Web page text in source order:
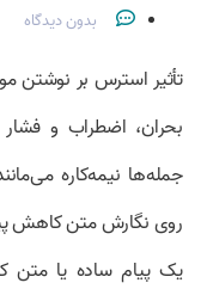
بدون دیدگاه
تأثیر استرس بر نوشتن
بحران، اضطراب و
جمله‌ها نیمه‌کاره
روی نگارش متن کاهش
یک پیام ساده یا متن